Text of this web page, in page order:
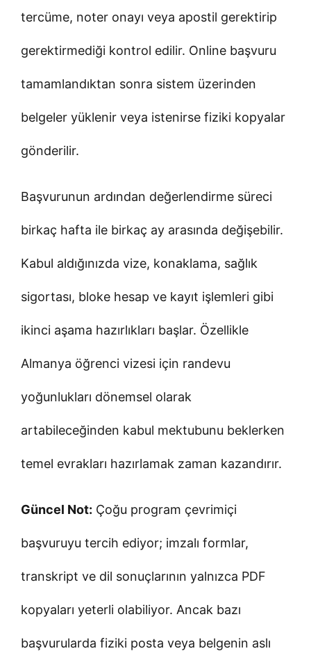
tercüme, noter onayı veya apostil gerektirip
gerektirmediği kontrol edilir. Online başvuru
tamamlandıktan sonra sistem üzerinden
belgeler yüklenir veya istenirse fiziki kopyalar
gönderilir.
Başvurunun ardından değerlendirme süreci
birkaç hafta ile birkaç ay arasında değişebilir.
Kabul aldığınızda vize, konaklama, sağlık
sigortası, bloke hesap ve kayıt işlemleri gibi
ikinci aşama hazırlıkları başlar. Özellikle
Almanya öğrenci vizesi için randevu
yoğunlukları dönemsel olarak
artabileceğinden kabul mektubunu beklerken
temel evrakları hazırlamak zaman kazandırır.
Güncel Not: Çoğu program çevrimiçi
başvuruyu tercih ediyor; imzalı formlar,
transkript ve dil sonuçlarının yalnızca PDF
kopyaları yeterli olabiliyor. Ancak bazı
başvurularda fiziki posta veya belgenin aslı